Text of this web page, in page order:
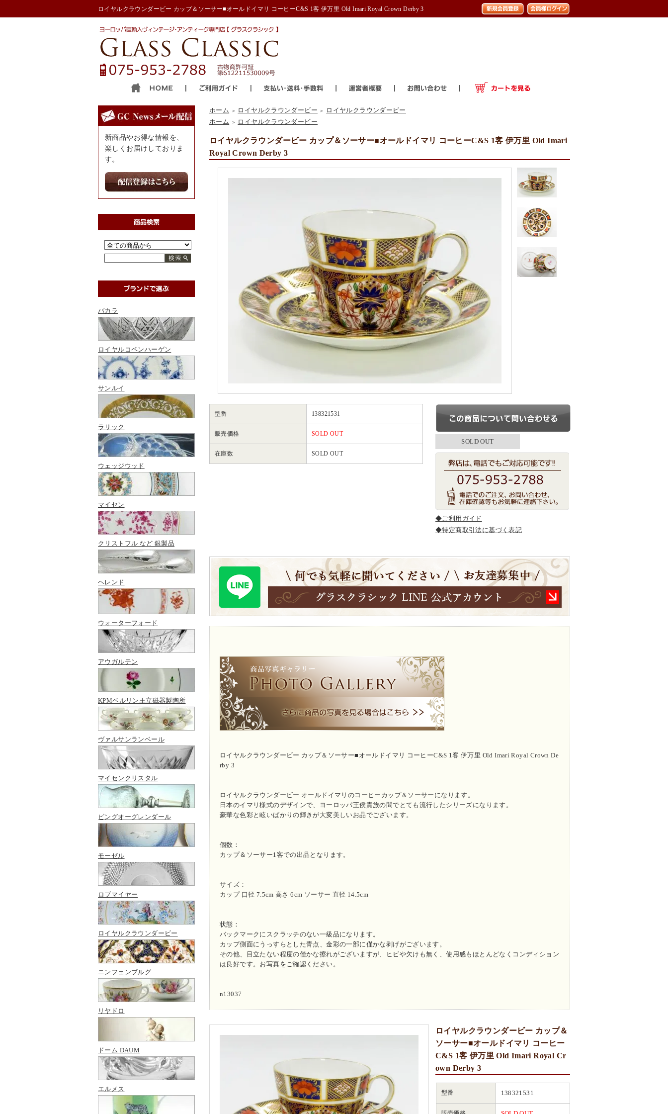
ロイヤルクラウンダービー カップ＆ソーサー■オールドイマリ コーヒーC&S 1客 伊万里 Old Imari Royal Crown Derby 3
新商品やお得な情報を、
楽しくお届けしておりま
す。
バカラ
ロイヤルコペンハーゲン
サンルイ
ラリック
ウェッジウッド
マイセン
クリストフル など 銀製品
ヘレンド
ウォーターフォード
アウガルテン
KPMベルリン王立磁器製陶所
ヴァルサンランベール
マイセンクリスタル
ビングオーグレンダール
モーゼル
ロブマイヤー
ロイヤルクラウンダービー
ニンフェンブルグ
リヤドロ
ドーム DAUM
エルメス
ホーム ＞ ロイヤルクラウンダービー ＞
ロイヤルクラウンダービー
ホーム
＞ ロイヤルクラウンダービー
ロイヤルクラウンダービー カップ＆ソーサー■オールドイマリ コーヒーC&S 1客 伊万里 Old Imari
Royal Crown Derby 3
型番 138321531
販売価格 SOLD OUT
在庫数 SOLD OUT
SOLD OUT
◆ご利用ガイド
◆特定商取引法に基づく表記
ロイヤルクラウンダービー カップ＆ソーサー■オールドイマリ コーヒーC&S 1客 伊万里 Old Imari Royal Crown De
rby 3
ロイヤルクラウンダービー オールドイマリのコーヒーカップ＆ソーサーになります。
日本のイマリ様式のデザインで、ヨーロッパ王侯貴族の間でとても流行したシリーズになります。
豪華な色彩と眩いばかりの輝きが大変美しいお品でございます。
個数：
カップ＆ソーサー1客での出品となります。
サイズ：
カップ 口径 7.5cm 高さ 6cm ソーサー 直径 14.5cm
状態：
バックマークにスクラッチのない一級品になります。
カップ側面にうっすらとした青点、金彩の一部に僅かな剥げがございます。
その他、目立たない程度の僅かな擦れがございますが、ヒビや欠けも無く、使用感もほとんどなくコンディション
は良好です。お写真をご確認ください。
n13037
ロイヤルクラウンダービー カップ＆
ソーサー■オールドイマリ コーヒー
C&S 1客 伊万里 Old Imari Royal Cr
own Derby 3
型番 138321531